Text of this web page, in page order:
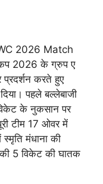
2026 Match
कप 2026 के ग्रुप ए
प्रदर्शन करते हुए
पहले बल्लेबाजी
के नुकसान पर
टीम 17 ओवर में
मंधाना की
की 5 विकेट की घातक